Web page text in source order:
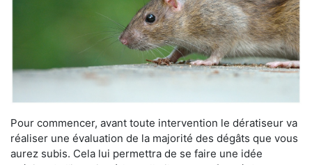
Pour commencer, avant toute intervention le dératiseur va
réaliser une évaluation de la majorité des dégâts que vous
aurez subis. Cela lui permettra de se faire une idée